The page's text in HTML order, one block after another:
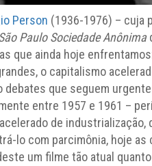
Person (1936-1976) – cuja
Paulo Sociedade Anônima
que ainda hoje
o capitalismo
que seguem
entre 1957 e 1961 –
de industrialização,
lo com parcimônia, hoje
um filme tão atual